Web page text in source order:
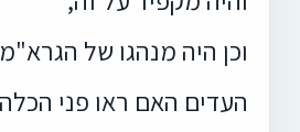
וכן היה מנהגו של
העדים האם ראו פני